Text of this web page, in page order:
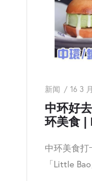
新闻 16 3
中环好
环美食 |
中环美食
「Little